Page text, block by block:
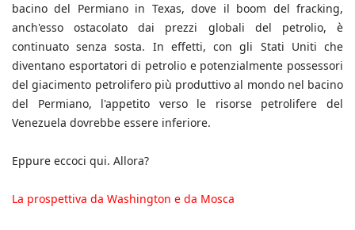
bacino del Permiano in Texas, dove il boom del fracking,
anch'esso ostacolato dai prezzi globali del petrolio, è
continuato senza sosta. In effetti, con gli Stati Uniti che
diventano esportatori di petrolio e potenzialmente possessori
del giacimento petrolifero più produttivo al mondo nel bacino
del Permiano, l'appetito verso le risorse petrolifere del
Venezuela dovrebbe essere inferiore.
Eppure eccoci qui. Allora?
La prospettiva da Washington e da Mosca